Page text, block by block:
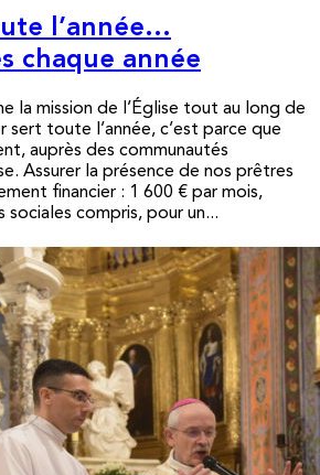
l’année…
chaque année
la mission de l’Église tout au long de
sert toute l’année, c’est parce que
auprès des communautés
Assurer la présence de nos prêtres
financier : 1 600 € par mois,
compris, pour un...